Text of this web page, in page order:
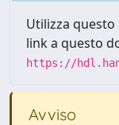
Utilizza
link a questo
https://
Avviso